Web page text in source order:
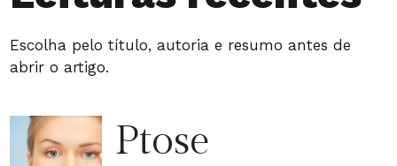
Escolha pelo título, autoria e resumo antes de
abrir o artigo.
Ptose